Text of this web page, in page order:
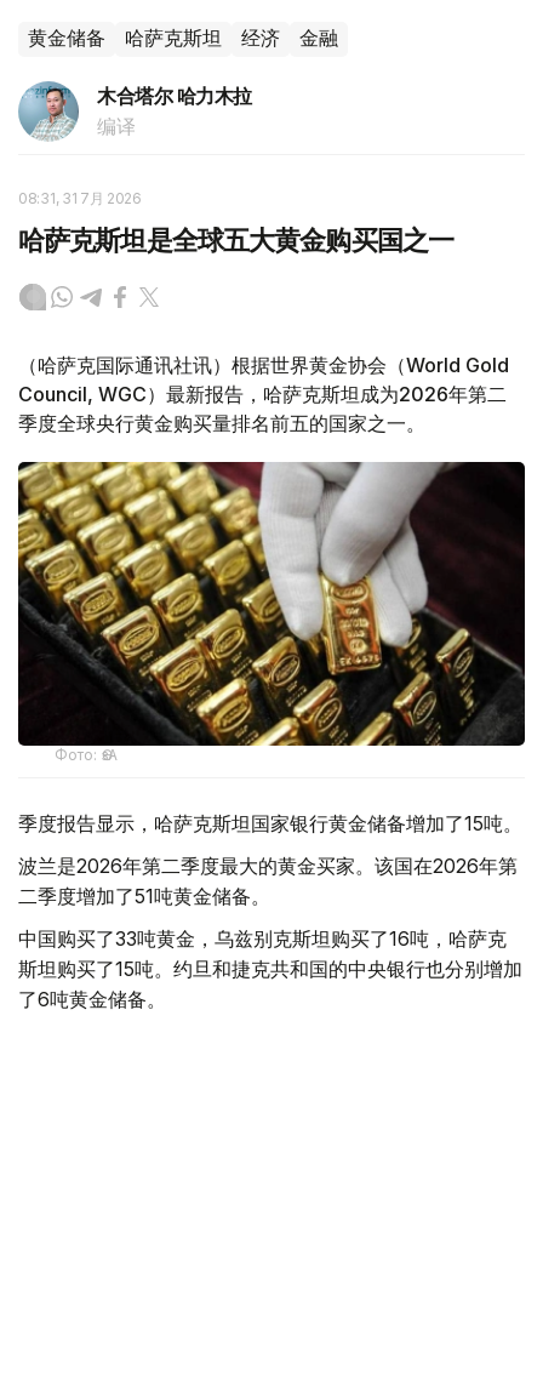
黄金储备 哈萨克斯坦 经济 金融
木合塔尔 哈力木拉
编译
08:31, 31 7月 2026
哈萨克斯坦是全球五大黄金购买国之一
（哈萨克国际通讯社讯）根据世界黄金协会（World Gold
Council, WGC）最新报告，哈萨克斯坦成为2026年第二
季度全球央行黄金购买量排名前五的国家之一。
Фото: ӨзА
季度报告显示，哈萨克斯坦国家银行黄金储备增加了15吨。
波兰是2026年第二季度最大的黄金买家。该国在2026年第
二季度增加了51吨黄金储备。
中国购买了33吨黄金，乌兹别克斯坦购买了16吨，哈萨克
斯坦购买了15吨。约旦和捷克共和国的中央银行也分别增加
了6吨黄金储备。